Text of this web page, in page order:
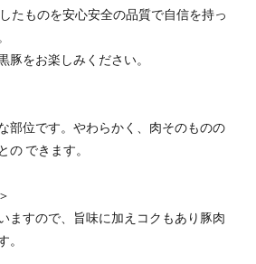
たものを安心安全の品質で自信を持っ
豚をお楽しみください。
部位です。やわらかく、肉そのものの
の できます。
ますので、旨味に加えコクもあり豚肉
。